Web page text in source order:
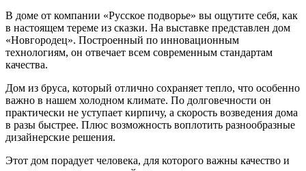
В доме от компании «Русское подворье» вы ощутите себя, как
в настоящем тереме из сказки. На выставке представлен дом
«Новгородец». Построенный по инновационным
технологиям, он отвечает всем современным стандартам
качества.
Дом из бруса, который отлично сохраняет тепло, что особенно
важно в нашем холодном климате. По долговечности он
практически не уступает кирпичу, а скорость возведения дома
в разы быстрее. Плюс возможность воплотить разнообразные
дизайнерские решения.
Этот дом порадует человека, для которого важны качество и